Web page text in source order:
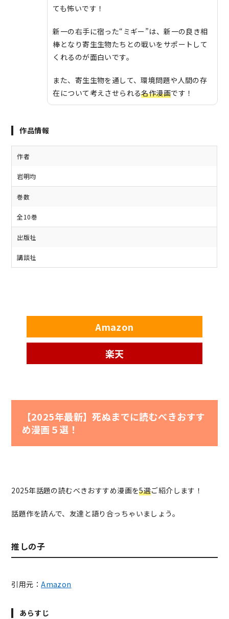
ても怖いです！
新一の右手に宿った“ミギー”は、新一の良き相
棒となり寄生生物たちとの戦いをサポートして
くれるのが面白いです。
また、寄生生物を通して、環境問題や人間の存
在について考えさせられる名作漫画です！
作品情報
作者
岩明均
巻数
全10巻
出版社
講談社
Amazon
楽天
【2025年最新】死ぬまでに読むべきおすす
め漫画５選！
2025年話題の読むべきおすすめ漫画を5選ご紹介します！
話題作を読んで、友達と語り合っちゃいましょう。
推しの子
引用元：Amazon
あらすじ